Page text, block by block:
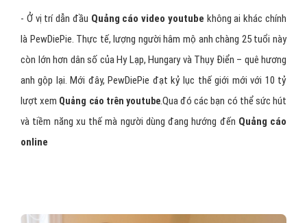
- Ở vị trí dẫn đầu Quảng cáo video youtube không ai khác chính
là PewDiePie. Thực tế, lượng người hâm mộ anh chàng 25 tuổi này
còn lớn hơn dân số của Hy Lạp, Hungary và Thụy Điển – quê hương
anh gộp lại. Mới đây, PewDiePie đạt kỷ lục thế giới mới với 10 tỷ
lượt xem Quảng cáo trên youtube.Qua đó các bạn có thể sức hút
và tiềm năng xu thế mà người dùng đang hướng đến Quảng cáo
online